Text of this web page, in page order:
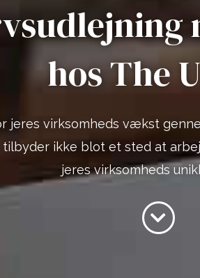
hos The
jeres virksomheds vækst
ikke blot et sted at
jeres virksomheds